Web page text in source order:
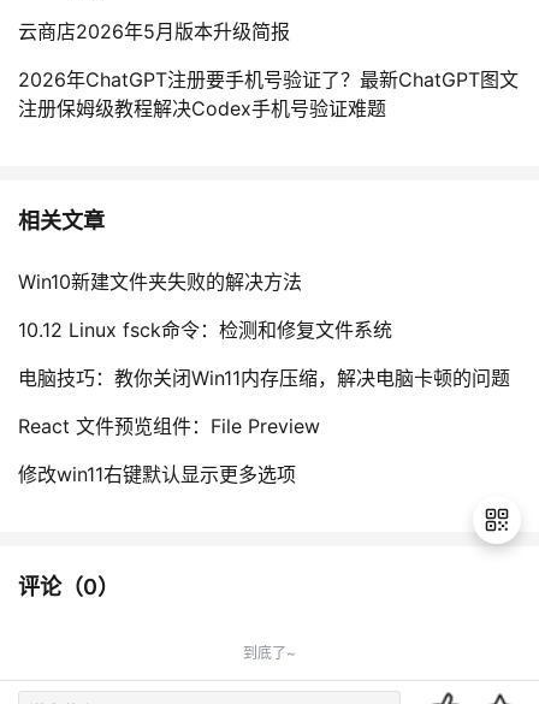
云商店2026年5月版本升级简报
2026年ChatGPT注册要手机号验证了？最新ChatGPT图文
注册保姆级教程解决Codex手机号验证难题
相关文章
Win10新建文件夹失败的解决方法
10.12 Linux fsck命令：检测和修复文件系统
电脑技巧：教你关闭Win11内存压缩，解决电脑卡顿的问题
React 文件预览组件：File Preview
修改win11右键默认显示更多选项
评论（0）
到底了~